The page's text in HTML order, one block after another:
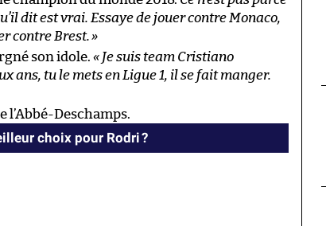
dit est vrai. Essaye de jouer contre Monaco,
contre Brest.»
son idole. « Je suis team Cristiano
ans, tu le mets en Ligue 1, il se fait manger.
l’Abbé-Deschamps.
choix pour Rodri ?